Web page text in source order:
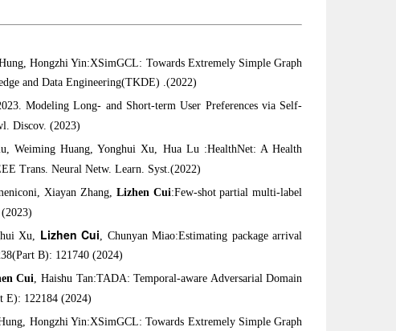
Hongzhi Yin:XSimGCL: Towards Extremely Simple Graph
and Data Engineering(TKDE) .(2022)
Modeling Long- and Short-term User Preferences via Self-
Discov. (2023)
Weiming Huang, Yonghui Xu, Hua Lu :HealthNet: A Health
Trans. Neural Netw. Learn. Syst.(2022)
Xiayan Zhang, Lizhen Cui:Few-shot partial multi-label
Xu, Lizhen Cui, Chunyan Miao:Estimating package arrival
B): 121740 (2024)
Cui, Haishu Tan:TADA: Temporal-aware Adversarial Domain
E): 122184 (2024)
Hongzhi Yin:XSimGCL: Towards Extremely Simple Graph